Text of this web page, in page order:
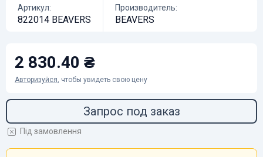
Артикул:
822014 BEAVERS
Производитель:
BEAVERS
2 830.40 ₴
Авторизуйся, чтобы увидеть свою цену
Запрос под заказ
Під замовлення